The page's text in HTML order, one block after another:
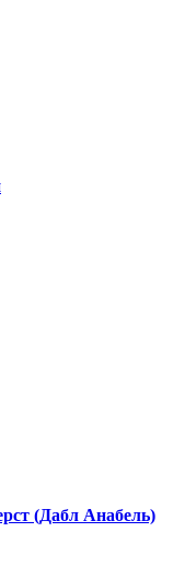
(Дабл Анабель)